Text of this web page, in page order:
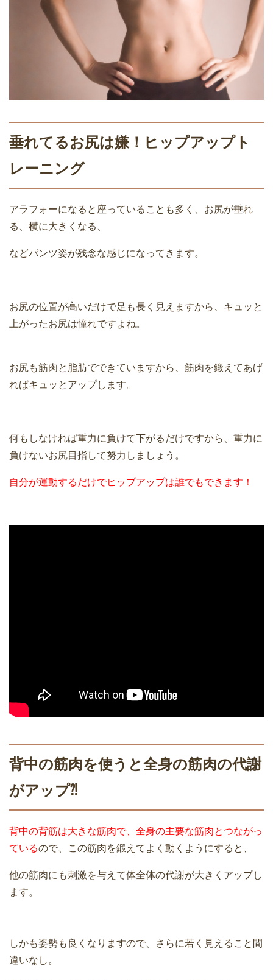
垂れてるお尻は嫌！ヒップアップト
レーニング
アラフォーになると座っていることも多く、お尻が垂れ
る、横に大きくなる、
などパンツ姿が残念な感じになってきます。
お尻の位置が高いだけで足も長く見えますから、キュッと
上がったお尻は憧れですよね。
お尻も筋肉と脂肪でできていますから、筋肉を鍛えてあげ
ればキュッとアップします。
何もしなければ重力に負けて下がるだけですから、重力に
負けないお尻目指して努力しましょう。
自分が運動するだけでヒップアップは誰でもできます！
背中の筋肉を使うと全身の筋肉の代謝
がアップ⁈
背中の背筋は大きな筋肉で、全身の主要な筋肉とつながっ
ているので、この筋肉を鍛えてよく動くようにすると、
他の筋肉にも刺激を与えて体全体の代謝が大きくアップし
ます。
しかも姿勢も良くなりますので、さらに若く見えること間
違いなし。